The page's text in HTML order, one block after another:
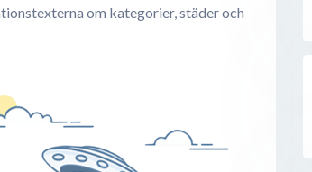
om kategorier, städer och